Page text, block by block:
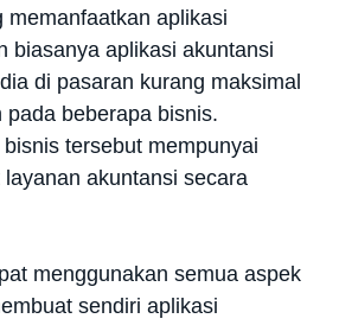
memanfaatkan aplikasi
biasanya aplikasi akuntansi
di pasaran kurang maksimal
pada beberapa bisnis.
tersebut mempunyai
akuntansi secara
menggunakan semua aspek
sendiri aplikasi